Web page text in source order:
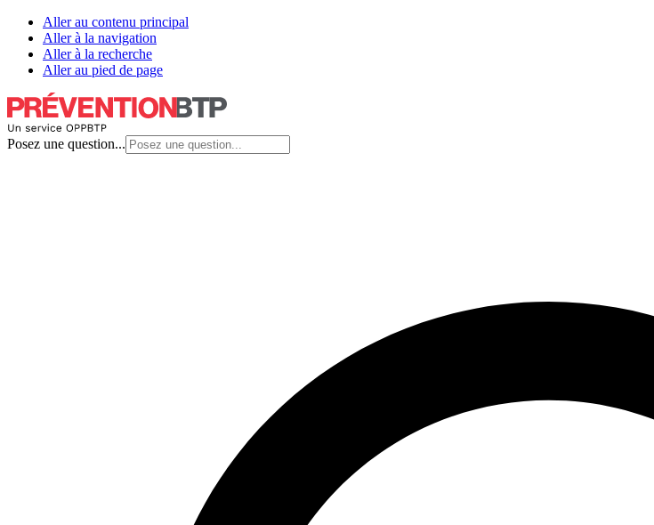
Aller au contenu principal
Aller à la navigation
Aller à la recherche
Aller au pied de page
Posez une question...